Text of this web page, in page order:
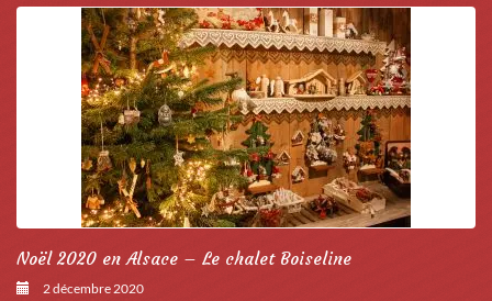
Noël 2020 en Alsace – Le chalet Boiseline
2 décembre 2020